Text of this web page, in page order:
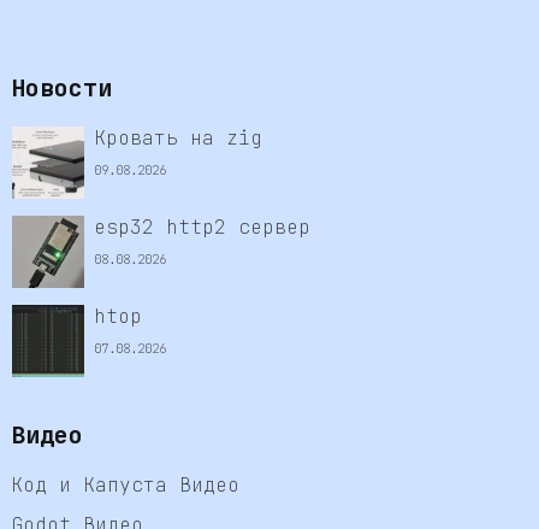
Новости
Кровать на zig
09.08.2026
esp32 http2 сервер
08.08.2026
htop
07.08.2026
Видео
Код и Капуста Видео